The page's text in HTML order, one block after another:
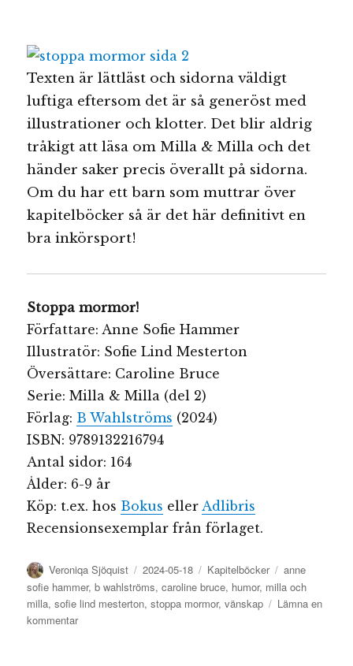
Texten är lättläst och sidorna väldigt
luftiga eftersom det är så generöst med
illustrationer och klotter. Det blir aldrig
tråkigt att läsa om Milla & Milla och det
händer saker precis överallt på sidorna.
Om du har ett barn som muttrar över
kapitelböcker så är det här definitivt en
bra inkörsport!
Stoppa mormor!
Författare: Anne Sofie Hammer
Illustratör: Sofie Lind Mesterton
Översättare: Caroline Bruce
Serie: Milla & Milla (del 2)
Förlag: B Wahlströms (2024)
ISBN: 9789132216794
Antal sidor: 164
Ålder: 6-9 år
Köp: t.ex. hos Bokus eller Adlibris
Recensionsexemplar från förlaget.
Författare
Veroniqa Sjöquist
Publicerat
den
2024-05-18 Kategorier
Kapitelböcker Etiketter
anne
sofie hammer,b wahlströms,caroline bruce, humor, milla och
milla,sofie lind mesterton,stoppa mormor,vänskap
Lämna en
kommentartill